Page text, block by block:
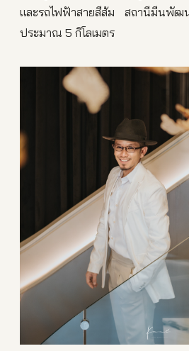
และรถไฟฟ้าสายสีส้ม สถานีมีนพัฒ
ประมาณ 5 กิโลเมตร